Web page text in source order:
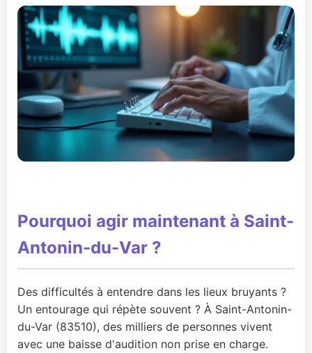
Pourquoi agir maintenant à Saint-
Antonin-du-Var ?
Des difficultés à entendre dans les lieux bruyants ?
Un entourage qui répète souvent ? À Saint-Antonin-
du-Var (83510), des milliers de personnes vivent
avec une baisse d'audition non prise en charge.